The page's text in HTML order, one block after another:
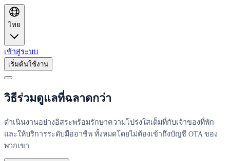
ไทย
เข้าสู่ระบบ
เริ่มต้นใช้งาน
วิธีร่วมดูแลที่ฉลาดกว่า
ดำเนินงานอย่างอิสระพร้อมรักษาความโปร่งใสเต็มที่กับเจ้าของที่พัก
และให้บริการระดับมืออาชีพ ทั้งหมดโดยไม่ต้องเข้าถึงบัญชี OTA ของ
พวกเขา